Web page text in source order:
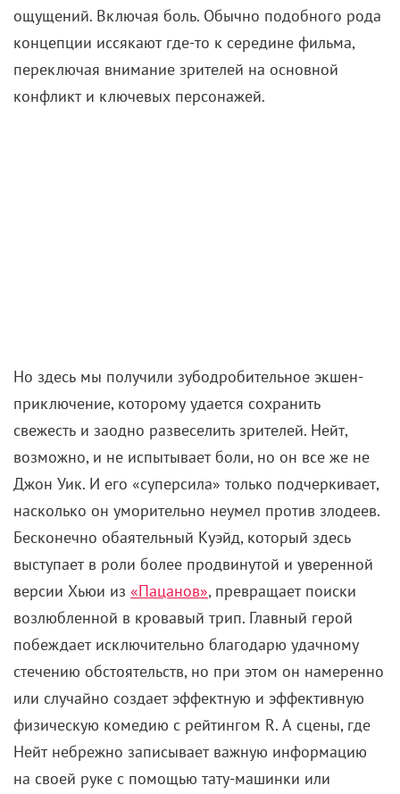
ощущений. Включая боль. Обычно подобного рода
концепции иссякают где-то к середине фильма,
переключая внимание зрителей на основной
конфликт и ключевых персонажей.
Но здесь мы получили зубодробительное экшен-
приключение, которому удается сохранить
свежесть и заодно развеселить зрителей. Нейт,
возможно, и не испытывает боли, но он все же не
Джон Уик. И его «суперсила» только подчеркивает,
насколько он уморительно неумел против злодеев.
Бесконечно обаятельный Куэйд, который здесь
выступает в роли более продвинутой и уверенной
версии Хьюи из «Пацанов», превращает поиски
возлюбленной в кровавый трип. Главный герой
побеждает исключительно благодарю удачному
стечению обстоятельств, но при этом он намеренно
или случайно создает эффектную и эффективную
физическую комедию с рейтингом R. А сцены, где
Нейт небрежно записывает важную информацию
на своей руке с помощью тату-машинки или